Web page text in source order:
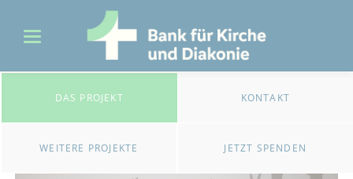
DAS PROJEKT KONTAKT
WEITERE PROJEKTE JETZT SPENDEN